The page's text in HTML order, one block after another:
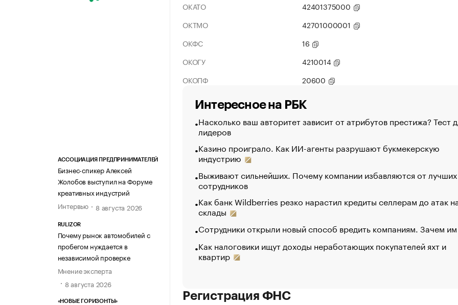
АССОЦИАЦИЯ ПРЕДПРИНИМАТЕЛЕЙ
Бизнес-спикер Алексей
Жолобов выступил на Форуме
креативных индустрий
Интервью
8 августа 2026
RULIZOR
Почему рынок автомобилей с
пробегом нуждается в
независимой проверке
Мнение эксперта
8 августа 2026
«НОВЫЕ ГОРИЗОНТЫ»
ОКАТО
42401375000
ОКТМО
42701000001
ОКФС
16
ОКОГУ
4210014
ОКОПФ
20600
Интересное на РБК
Насколько ваш авторитет зависит от атрибутов престижа? Тест
лидеров
Казино проиграло. Как ИИ-агенты разрушают букмекерскую
индустрию
Выживают сильнейших. Почему компании избавляются от лучших
сотрудников
Как банк Wildberries резко нарастил кредиты селлерам до атак
склады
Сотрудники открыли новый способ вредить компаниям. Зачем
Как налоговики ищут доходы неработающих покупателей яхт и
квартир
Регистрация ФНС